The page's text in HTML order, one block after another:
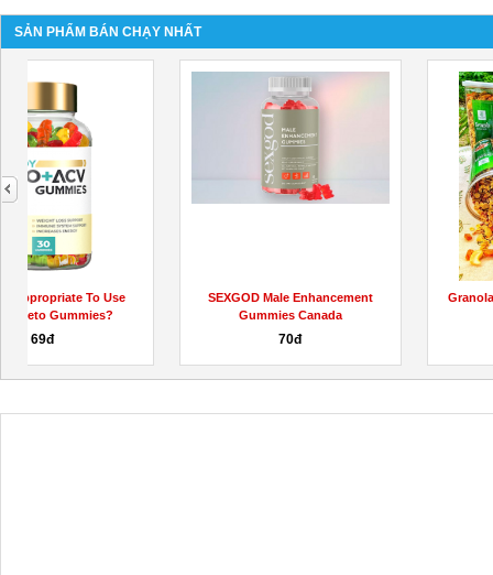
SẢN PHẨM BÁN CHẠY NHẤT
SEXGOD Male Enhancement
Gummies Canada
Granola Siêu Hạt Ăn Liền Mami